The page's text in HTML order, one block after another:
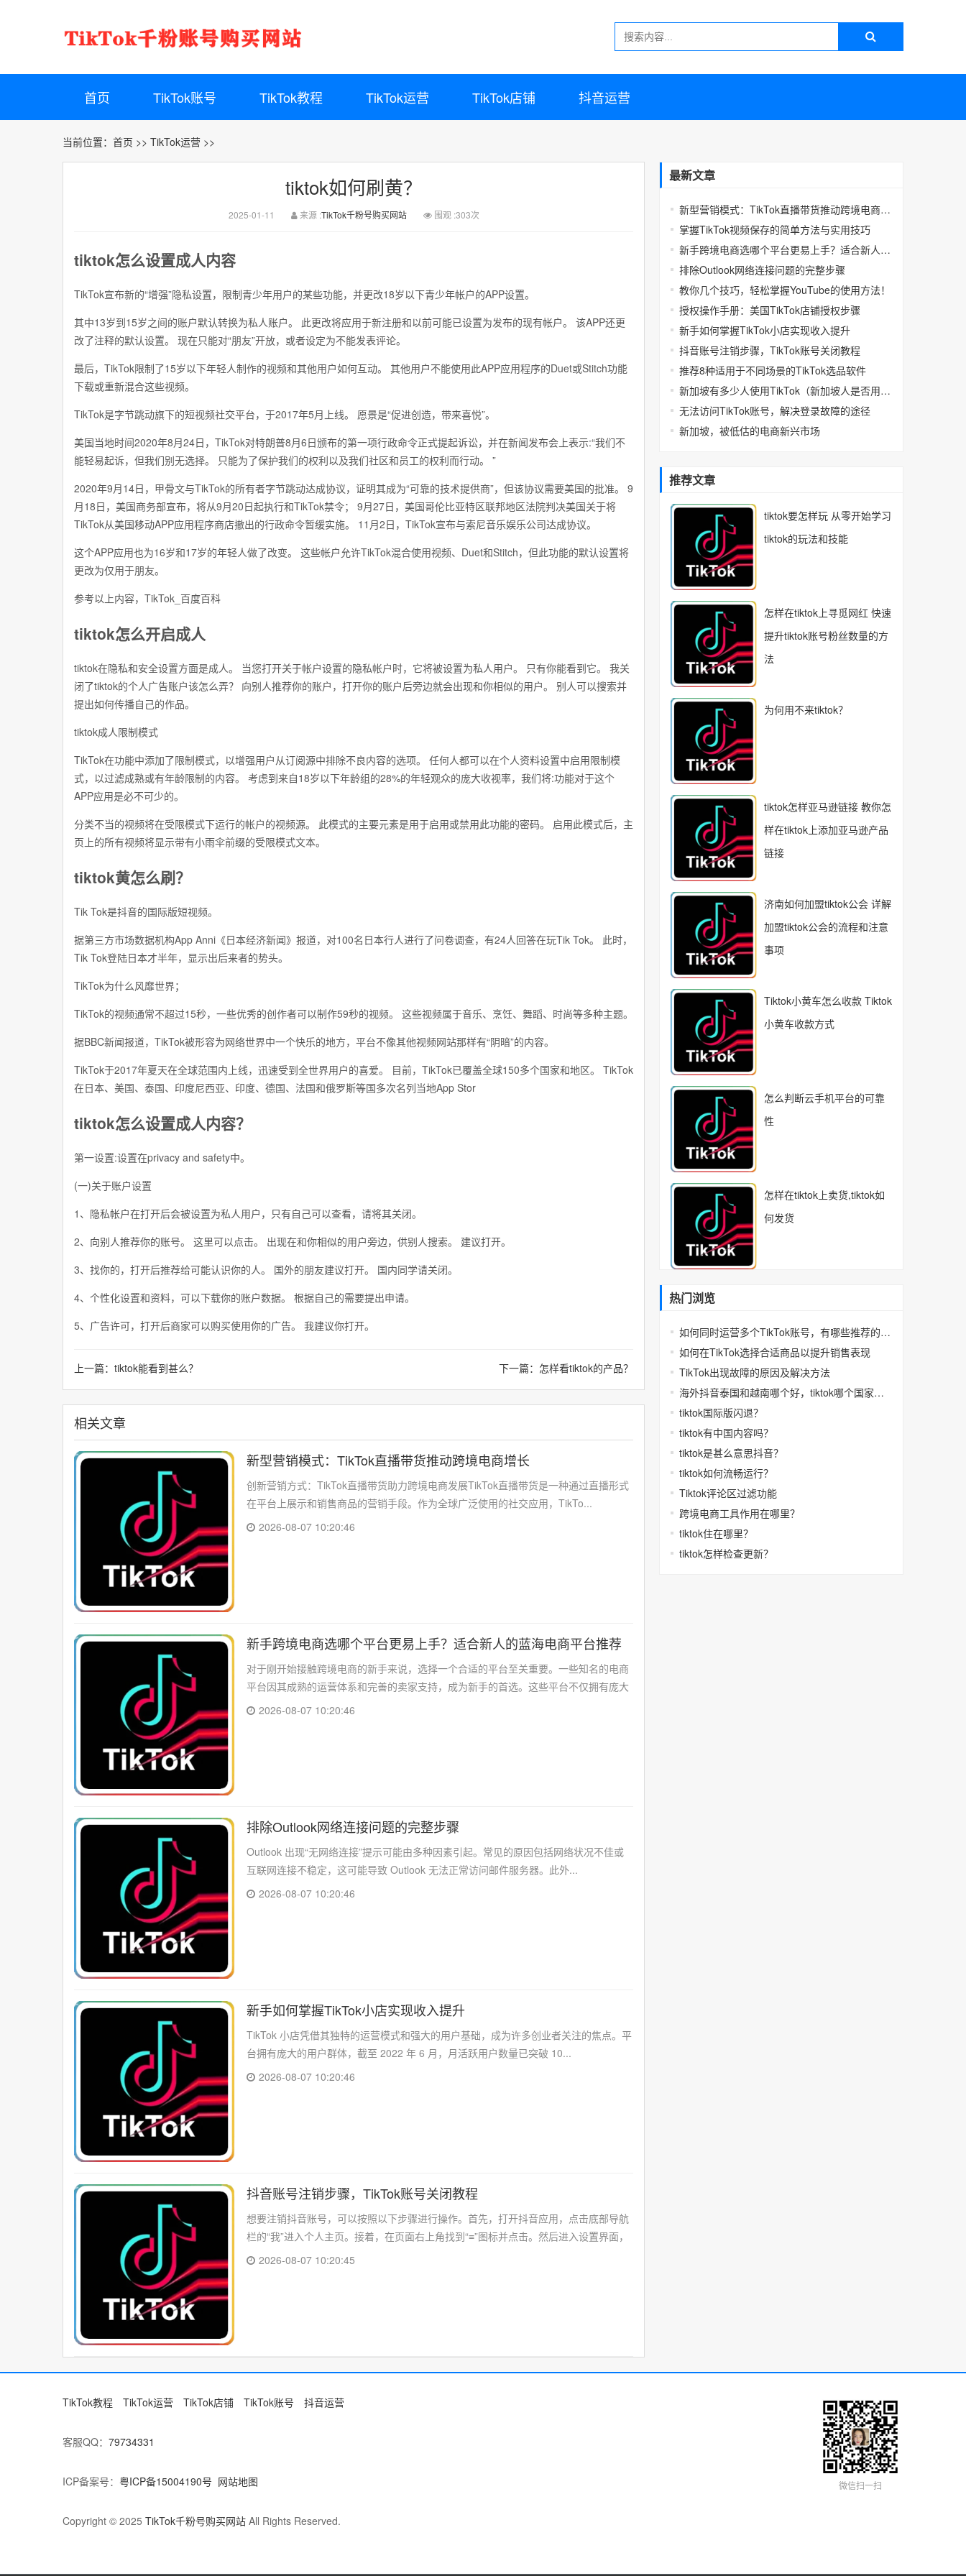
首页 TikTok账号 TikTok教程 TikTok运营 TikTok店铺 抖音运营
当前位置： 首页 >> TikTok运营 >>
tiktok如何刷黄？
2025-01-11 来源 :TikTok千粉号购买网站 围观 :303次
tiktok怎么设置成人内容
TikTok宣布新的“增强”隐私设置，限制青少年用户的某些功能，并更改18岁以下青少年帐户的APP设置。
其中13岁到15岁之间的账户默认转换为私人账户。 此更改将应用于新注册和以前可能已设置为发布的现有帐户。 该APP还更
改了注释的默认设置。 现在只能对“朋友”开放，或者设定为不能发表评论。
最后，TikTok限制了15岁以下年轻人制作的视频和其他用户如何互动。 其他用户不能使用此APP应用程序的Duet或Stitch功能
下载或重新混合这些视频。
TikTok是字节跳动旗下的短视频社交平台，于2017年5月上线。 愿景是“促进创造，带来喜悦”。
美国当地时间2020年8月24日，TikTok对特朗普8月6日颁布的第一项行政命令正式提起诉讼，并在新闻发布会上表示:“我们不
能轻易起诉，但我们别无选择。 只能为了保护我们的权利以及我们社区和员工的权利而行动。 ”
2020年9月14日，甲骨文与TikTok的所有者字节跳动达成协议，证明其成为“可靠的技术提供商”，但该协议需要美国的批准。 9
月18日，美国商务部宣布，将从9月20日起执行和TikTok禁令； 9月27日，美国哥伦比亚特区联邦地区法院判决美国关于将
TikTok从美国移动APP应用程序商店撤出的行政命令暂缓实施。 11月2日，TikTok宣布与索尼音乐娱乐公司达成协议。
这个APP应用也为16岁和17岁的年轻人做了改变。 这些帐户允许TikTok混合使用视频、Duet和Stitch，但此功能的默认设置将
更改为仅用于朋友。
参考以上内容，TikTok_百度百科
tiktok怎么开启成人
tiktok在隐私和安全设置方面是成人。 当您打开关于帐户设置的隐私帐户时，它将被设置为私人用户。 只有你能看到它。 我关
闭了tiktok的个人广告账户该怎么弄？ 向别人推荐你的账户，打开你的账户后旁边就会出现和你相似的用户。 别人可以搜索并
提出如何传播自己的作品。
tiktok成人限制模式
TikTok在功能中添加了限制模式，以增强用户从订阅源中排除不良内容的选项。 任何人都可以在个人资料设置中启用限制模
式，以过滤成熟或有年龄限制的内容。 考虑到来自18岁以下年龄组的28%的年轻观众的庞大收视率，我们将:功能对于这个
APP应用是必不可少的。
分类不当的视频将在受限模式下运行的帐户的视频源。 此模式的主要元素是用于启用或禁用此功能的密码。 启用此模式后，主
页上的所有视频将显示带有小雨伞前缀的受限模式文本。
tiktok黄怎么刷？
Tik Tok是抖音的国际版短视频。
据第三方市场数据机构App Anni《日本经济新闻》报道，对100名日本行人进行了问卷调查，有24人回答在玩Tik Tok。 此时，
Tik Tok登陆日本才半年，显示出后来者的势头。
TikTok为什么风靡世界；
TikTok的视频通常不超过15秒，一些优秀的创作者可以制作59秒的视频。 这些视频属于音乐、烹饪、舞蹈、时尚等多种主题。
据BBC新闻报道，TikTok被形容为网络世界中一个快乐的地方，平台不像其他视频网站那样有“阴暗”的内容。
TikTok于2017年夏天在全球范围内上线，迅速受到全世界用户的喜爱。 目前，TikTok已覆盖全球150多个国家和地区。 TikTok
在日本、美国、泰国、印度尼西亚、印度、德国、法国和俄罗斯等国多次名列当地App Stor
tiktok怎么设置成人内容？
第一设置:设置在privacy and safety中。
(一)关于账户设置
1、隐私帐户在打开后会被设置为私人用户，只有自己可以查看，请将其关闭。
2、向别人推荐你的账号。 这里可以点击。 出现在和你相似的用户旁边，供别人搜索。 建议打开。
3、找你的，打开后推荐给可能认识你的人。 国外的朋友建议打开。 国内同学请关闭。
4、个性化设置和资料，可以下载你的账户数据。 根据自己的需要提出申请。
5、广告许可，打开后商家可以购买使用你的广告。 我建议你打开。
上一篇： tiktok能看到甚么？ 下一篇： 怎样看tiktok的产品？
相关文章
新型营销模式：TikTok直播带货推动跨境电商增长
创新营销方式：TikTok直播带货助力跨境电商发展TikTok直播带货是一种通过直播形式
在平台上展示和销售商品的营销手段。作为全球广泛使用的社交应用，TikTo...
2026-08-07 10:20:46
新手跨境电商选哪个平台更易上手？适合新人的蓝海电商平台推荐
对于刚开始接触跨境电商的新手来说，选择一个合适的平台至关重要。一些知名的电商
平台因其成熟的运营体系和完善的卖家支持，成为新手的首选。这些平台不仅拥有庞大
的用户基...
2026-08-07 10:20:46
排除Outlook网络连接问题的完整步骤
Outlook 出现“无网络连接”提示可能由多种因素引起。常见的原因包括网络状况不佳或
互联网连接不稳定，这可能导致 Outlook 无法正常访问邮件服务器。此外...
2026-08-07 10:20:46
新手如何掌握TikTok小店实现收入提升
TikTok 小店凭借其独特的运营模式和强大的用户基础，成为许多创业者关注的焦点。平
台拥有庞大的用户群体，截至 2022 年 6 月，月活跃用户数量已突破 10...
2026-08-07 10:20:46
抖音账号注销步骤，TikTok账号关闭教程
想要注销抖音账号，可以按照以下步骤进行操作。首先，打开抖音应用，点击底部导航
栏的“我”进入个人主页。接着，在页面右上角找到“≡”图标并点击。然后进入设置界面，
选...2026-08-07 10:20:45
最新文章
新型营销模式：TikTok直播带货推动跨境电商增长
掌握TikTok视频保存的简单方法与实用技巧
新手跨境电商选哪个平台更易上手？适合新人的蓝海电商平台推荐
排除Outlook网络连接问题的完整步骤
教你几个技巧，轻松掌握YouTube的使用方法！
授权操作手册：美国TikTok店铺授权步骤
新手如何掌握TikTok小店实现收入提升
抖音账号注销步骤，TikTok账号关闭教程
推荐8种适用于不同场景的TikTok选品软件
新加坡有多少人使用TikTok（新加坡人是否用抖音）
无法访问TikTok账号，解决登录故障的途径
新加坡，被低估的电商新兴市场
推荐文章
tiktok要怎样玩 从零开始学习
tiktok的玩法和技能
怎样在tiktok上寻觅网红 快速
提升tiktok账号粉丝数量的方
法
为何用不来tiktok？
tiktok怎样亚马逊链接 教你怎
样在tiktok上添加亚马逊产品
链接
济南如何加盟tiktok公会 详解
加盟tiktok公会的流程和注意
事项
Tiktok小黄车怎么收款 Tiktok
小黄车收款方式
怎么判断云手机平台的可靠
性
怎样在tiktok上卖货,tiktok如
何发货
热门浏览
如何同时运营多个TikTok账号，有哪些推荐的多开工具
如何在TikTok选择合适商品以提升销售表现
TikTok出现故障的原因及解决方法
海外抖音泰国和越南哪个好，tiktok哪个国家福利多
tiktok国际版闪退？
tiktok有中国内容吗？
tiktok是甚么意思抖音？
tiktok如何流畅运行？
Tiktok评论区过滤功能
跨境电商工具作用在哪里？
tiktok住在哪里？
tiktok怎样检查更新？
微信扫一扫
TikTok教程 TikTok运营 TikTok店铺 TikTok账号 抖音运营
客服QQ： 79734331
ICP备案号： 粤ICP备15004190号 网站地图
Copyright © 2025 TikTok千粉号购买网站 All Rights Reserved.